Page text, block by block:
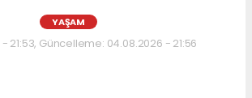
YAŞAM
21:53, Güncelleme: 04.08.2026 - 21:56